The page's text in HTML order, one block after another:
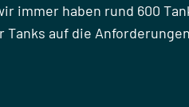
immer haben rund 600
auf die